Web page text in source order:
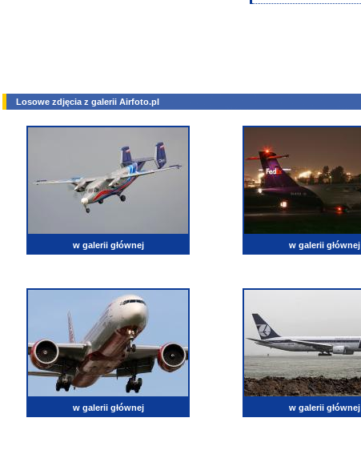
Losowe zdjęcia z galerii Airfoto.pl
w galerii głównej w galerii głównej
w galerii głównej w galerii głównej